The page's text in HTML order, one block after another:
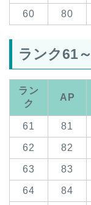
60 80
ランク61
ラン
ク
AP
61 81
62 82
63 83
64 84